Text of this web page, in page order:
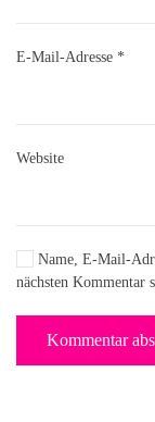
E-Mail-Adresse *
Website
Name, E-Mail-
nächsten Kommentar
Kommentar